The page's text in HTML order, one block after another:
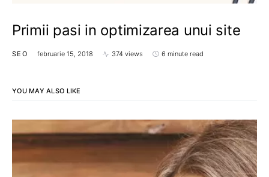
Primii pasi in optimizarea unui site
SEO februarie 15, 2018 374 views 6 minute read
YOU MAY ALSO LIKE